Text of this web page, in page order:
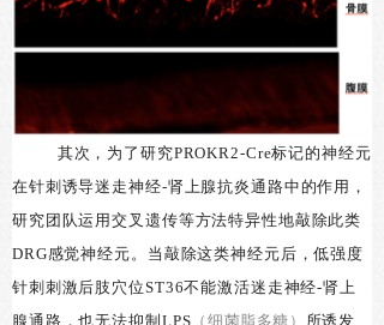
其次，为了研究PROKR2-Cre标记的神经元
在针刺诱导迷走神经-肾上腺抗炎通路中的作用，
研究团队运用交叉遗传等方法特异性地敲除此类
DRG感觉神经元。当敲除这类神经元后，低强度
针刺刺激后肢穴位ST36不能激活迷走神经-肾上
腺通路，也无法抑制LPS （细菌脂多糖） 所诱发